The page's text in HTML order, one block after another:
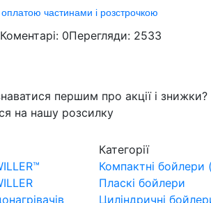
частинами і розстрочкою
Коментарі: 0Перегляди: 2533
першим про акції і знижки?
на нашу розсилку
Категорії
Компактні бойлери
Пласкі бойлери
Циліндричні